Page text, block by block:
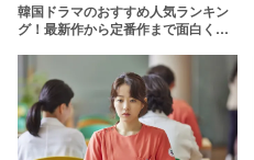
韓国ドラマのおすすめ人気ランキン
グ！最新作から定番作まで面白くて